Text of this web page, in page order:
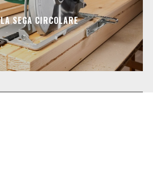
LA SEGA CIRCOLARE